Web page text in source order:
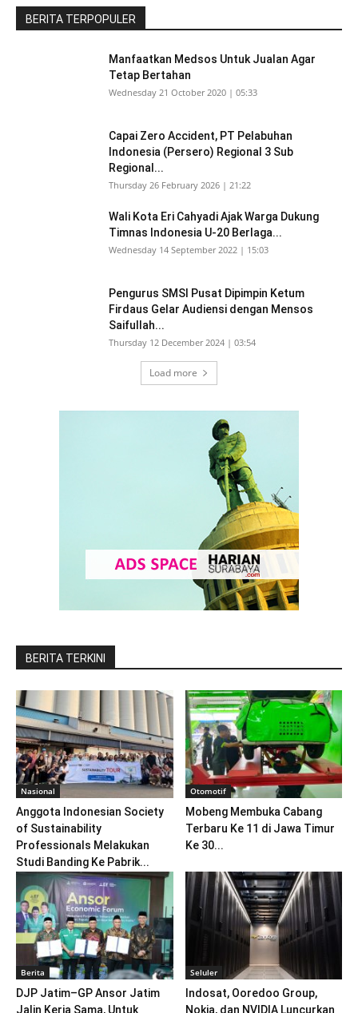
BERITA TERPOPULER
Manfaatkan Medsos Untuk Jualan Agar
Tetap Bertahan
Wednesday 21 October 2020 | 05:33
Capai Zero Accident, PT Pelabuhan
Indonesia (Persero) Regional 3 Sub
Regional...
Thursday 26 February 2026 | 21:22
Wali Kota Eri Cahyadi Ajak Warga Dukung
Timnas Indonesia U-20 Berlaga...
Wednesday 14 September 2022 | 15:03
Pengurus SMSI Pusat Dipimpin Ketum
Firdaus Gelar Audiensi dengan Mensos
Saifullah...
Thursday 12 December 2024 | 03:54
Load more
BERITA TERKINI
Nasional
Anggota Indonesian Society
of Sustainability
Professionals Melakukan
Studi Banding Ke Pabrik...
Otomotif
Mobeng Membuka Cabang
Terbaru Ke 11 di Jawa Timur
Ke 30...
Berita
DJP Jatim–GP Ansor Jatim
Jalin Kerja Sama, Untuk
Seluler
Indosat, Ooredoo Group,
Nokia, dan NVIDIA Luncurkan